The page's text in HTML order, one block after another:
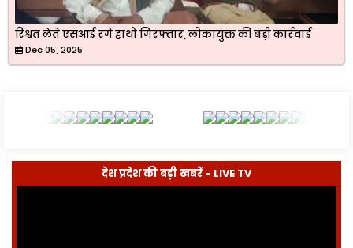
रिश्वत लेते एसआई रंगे हाथों गिरफ्तार, लोकायुक्त की बड़ी कार्रवाई
Dec 05, 2025
देश प्रदेश की बड़ी खबरें - LIVE TV